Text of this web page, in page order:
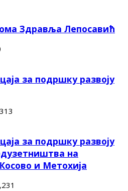
Здравља Лепосавић
за подршку развоју
за подршку развоју
на
и Метохија